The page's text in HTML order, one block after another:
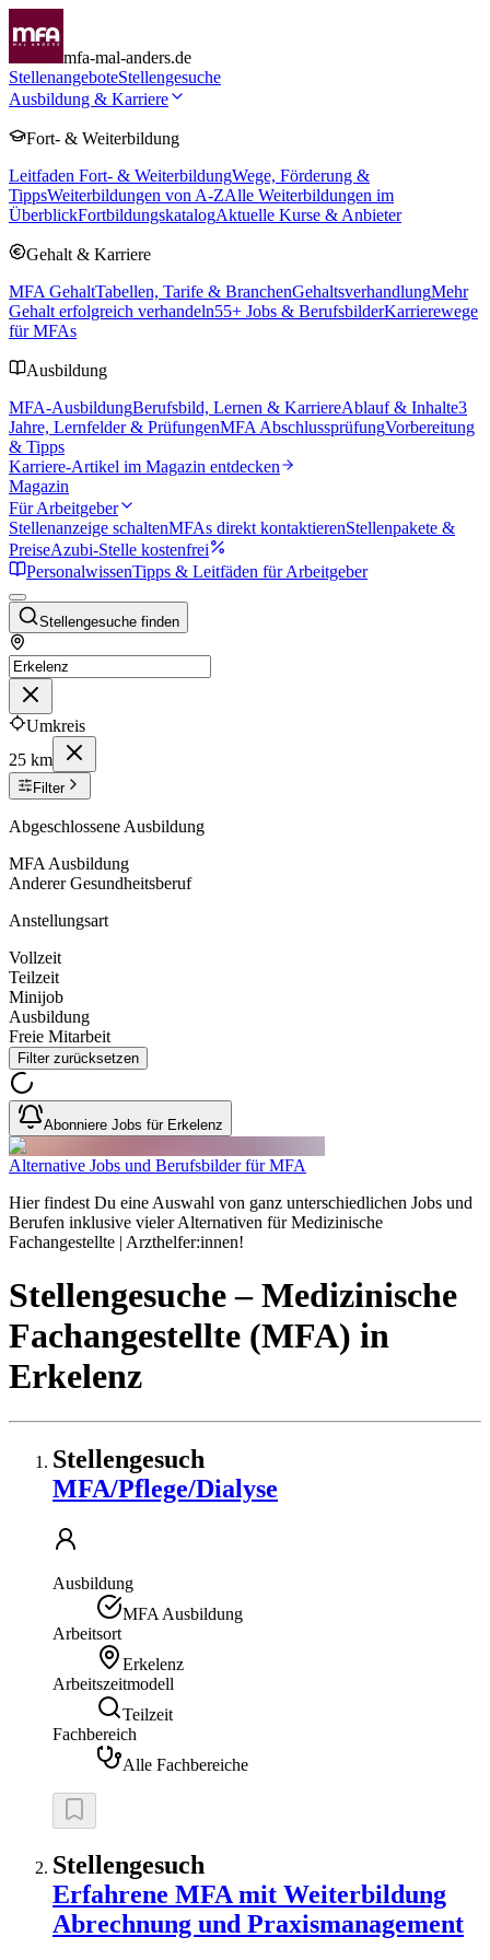
mfa-mal-anders.de
StellenangeboteStellengesuche
Ausbildung & Karriere
Fort- & Weiterbildung
Leitfaden Fort- & WeiterbildungWege, Förderung &
TippsWeiterbildungen von A-ZAlle Weiterbildungen im
ÜberblickFortbildungskatalogAktuelle Kurse & Anbieter
Gehalt & Karriere
MFA GehaltTabellen, Tarife & BranchenGehaltsverhandlungMehr
Gehalt erfolgreich verhandeln55+ Jobs & BerufsbilderKarrierewege
für MFAs
Ausbildung
MFA-AusbildungBerufsbild, Lernen & KarriereAblauf & Inhalte3
Jahre, Lernfelder & PrüfungenMFA AbschlussprüfungVorbereitung
& Tipps
Karriere-Artikel im Magazin entdecken
Magazin
Für Arbeitgeber
Stellenanzeige schaltenMFAs direkt kontaktierenStellenpakete &
PreiseAzubi-Stelle kostenfrei
PersonalwissenTipps & Leitfäden für Arbeitgeber
Stellengesuche finden
Umkreis
25 km
Filter
Abgeschlossene Ausbildung
MFA Ausbildung
Anderer Gesundheitsberuf
Anstellungsart
Vollzeit
Teilzeit
Minijob
Ausbildung
Freie Mitarbeit
Filter zurücksetzen
Abonniere Jobs für Erkelenz
Alternative Jobs und Berufsbilder für MFA
Hier findest Du eine Auswahl von ganz unterschiedlichen Jobs und
Berufen inklusive vieler Alternativen für Medizinische
Fachangestellte | Arzthelfer:innen!
Stellengesuche– Medizinische
Fachangestellte (MFA) in
Erkelenz
Stellengesuch
MFA/Pflege/Dialyse
Ausbildung
MFA Ausbildung
Arbeitsort
Erkelenz
Arbeitszeitmodell
Teilzeit
Fachbereich
Alle Fachbereiche
Stellengesuch
Erfahrene MFA mit Weiterbildung
Abrechnung und Praxismanagement